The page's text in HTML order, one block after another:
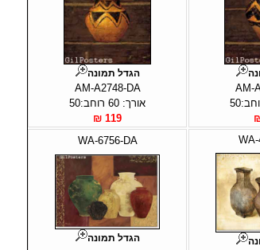
AM-
הגדל תמונה
AM-A2748-DA
אורך: 60 רוחב:50
119 ₪
WA-6756-DA
הגדל תמונה